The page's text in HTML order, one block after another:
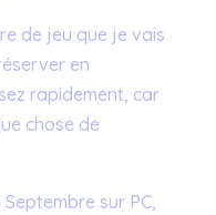
de jeu que je vais
en
rapidement, car
chose de
sur PC,